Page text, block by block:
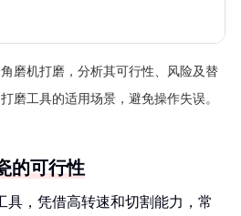
磨机打磨，分析其可行性、风险及替
磨工具的适用场景，避免操作失误。
的可行性
具，凭借高转速和切割能力，常